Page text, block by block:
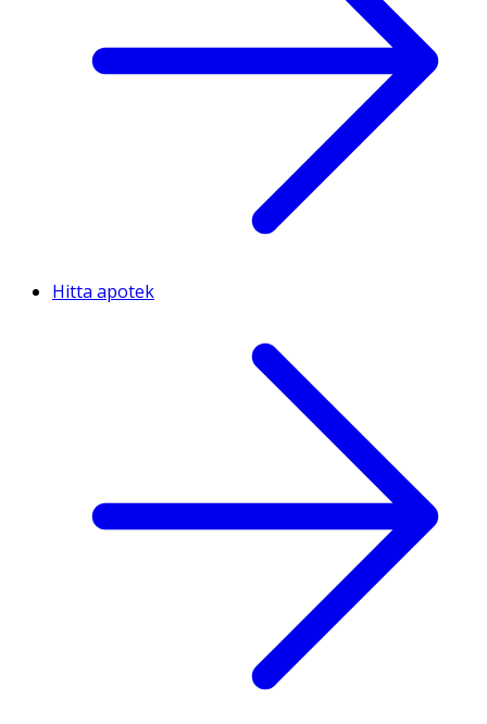
Hitta apotek